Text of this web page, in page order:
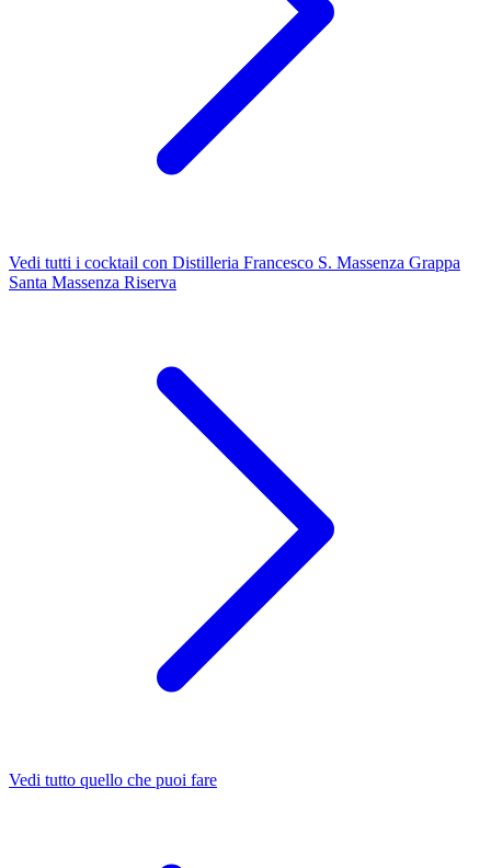
Vedi tutti i cocktail con Distilleria Francesco S. Massenza Grappa
Santa Massenza Riserva
Vedi tutto quello che puoi fare